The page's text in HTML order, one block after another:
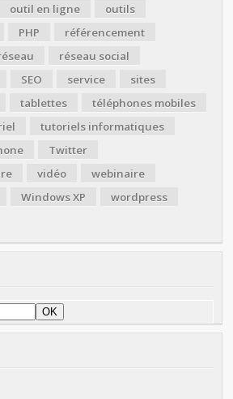
outil en ligne
outils
PHP
référencement
réseau social
SEO service
sites
tablettes
téléphones mobiles
tutoriels informatiques
Twitter
vidéo
webinaire
Windows XP
wordpress